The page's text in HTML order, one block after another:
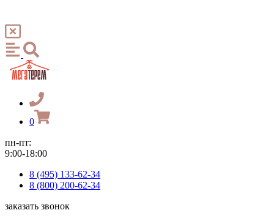
0
пн-пт:
9:00-18:00
8 (495) 133-62-34
8 (800) 200-62-34
заказать звонок